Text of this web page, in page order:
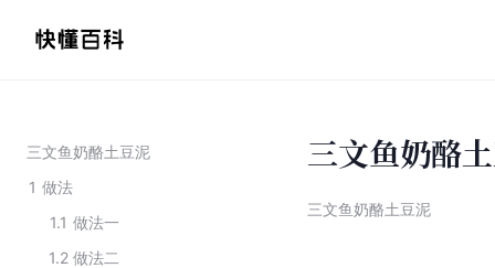
三文鱼奶酪土豆泥
1 做法
1.1 做法一
1.2 做法二
三文鱼奶酪
三文鱼奶酪土豆泥